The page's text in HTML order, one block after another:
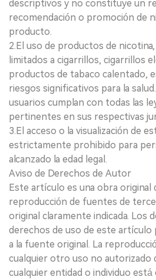
descriptivos y no constituye un
recomendación o promoción de
producto.
2.El uso de productos de
limitados a cigarrillos, cigarrillos
productos de tabaco calentado,
riesgos significativos para la
usuarios cumplan con todas las
pertinentes en sus respectivas
3.El acceso o la visualización de
estrictamente prohibido para
alcanzado la edad legal.
Aviso de Derechos de Autor
Este artículo es una obra original
reproducción de fuentes de
original claramente indicada. Los
derechos de uso de este artículo
a la fuente original. La
cualquier otro uso no autorizado
cualquier entidad o individuo